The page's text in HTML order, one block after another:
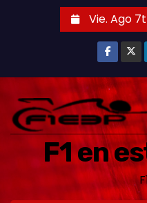
Vie. Ago
F1 en